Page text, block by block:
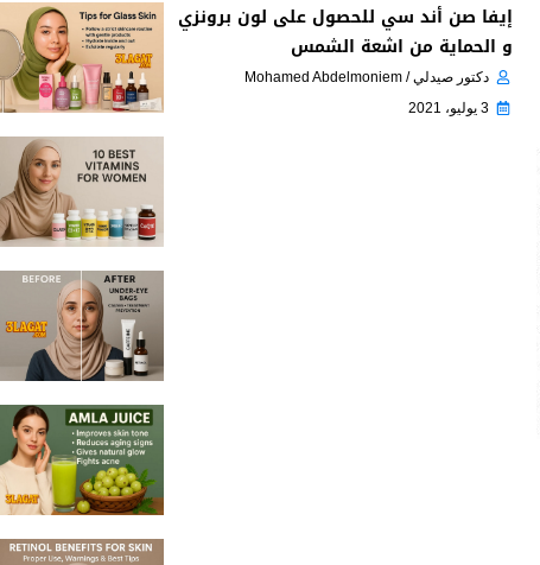
إيفا صن أند سي للحصول على لون برونزي
و الحماية من اشعة الشمس
دكتور صيدلي / Mohamed Abdelmoniem
3 يوليو، 2021